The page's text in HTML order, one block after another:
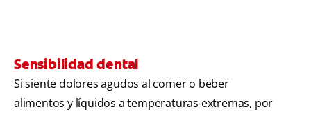
Sensibilidad dental
Si siente dolores agudos al comer o beber
alimentos y líquidos a temperaturas extremas, por